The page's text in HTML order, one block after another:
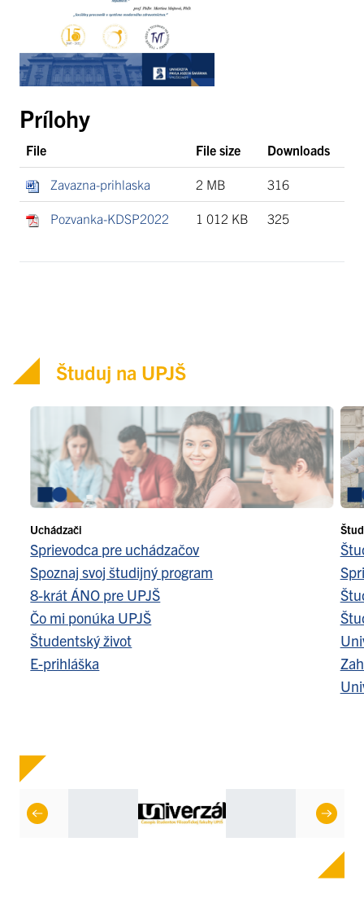
Prílohy
File File size Downloads
Zavazna-prihlaska 2 MB 316
Pozvanka-KDSP2022 1 012 KB 325
Študuj na UPJŠ
Uchádzači
Sprievodca pre uchádzačov
Spoznaj svoj študijný program
8-krát ÁNO pre UPJŠ
Čo mi ponúka UPJŠ
Študentský život
E-prihláška